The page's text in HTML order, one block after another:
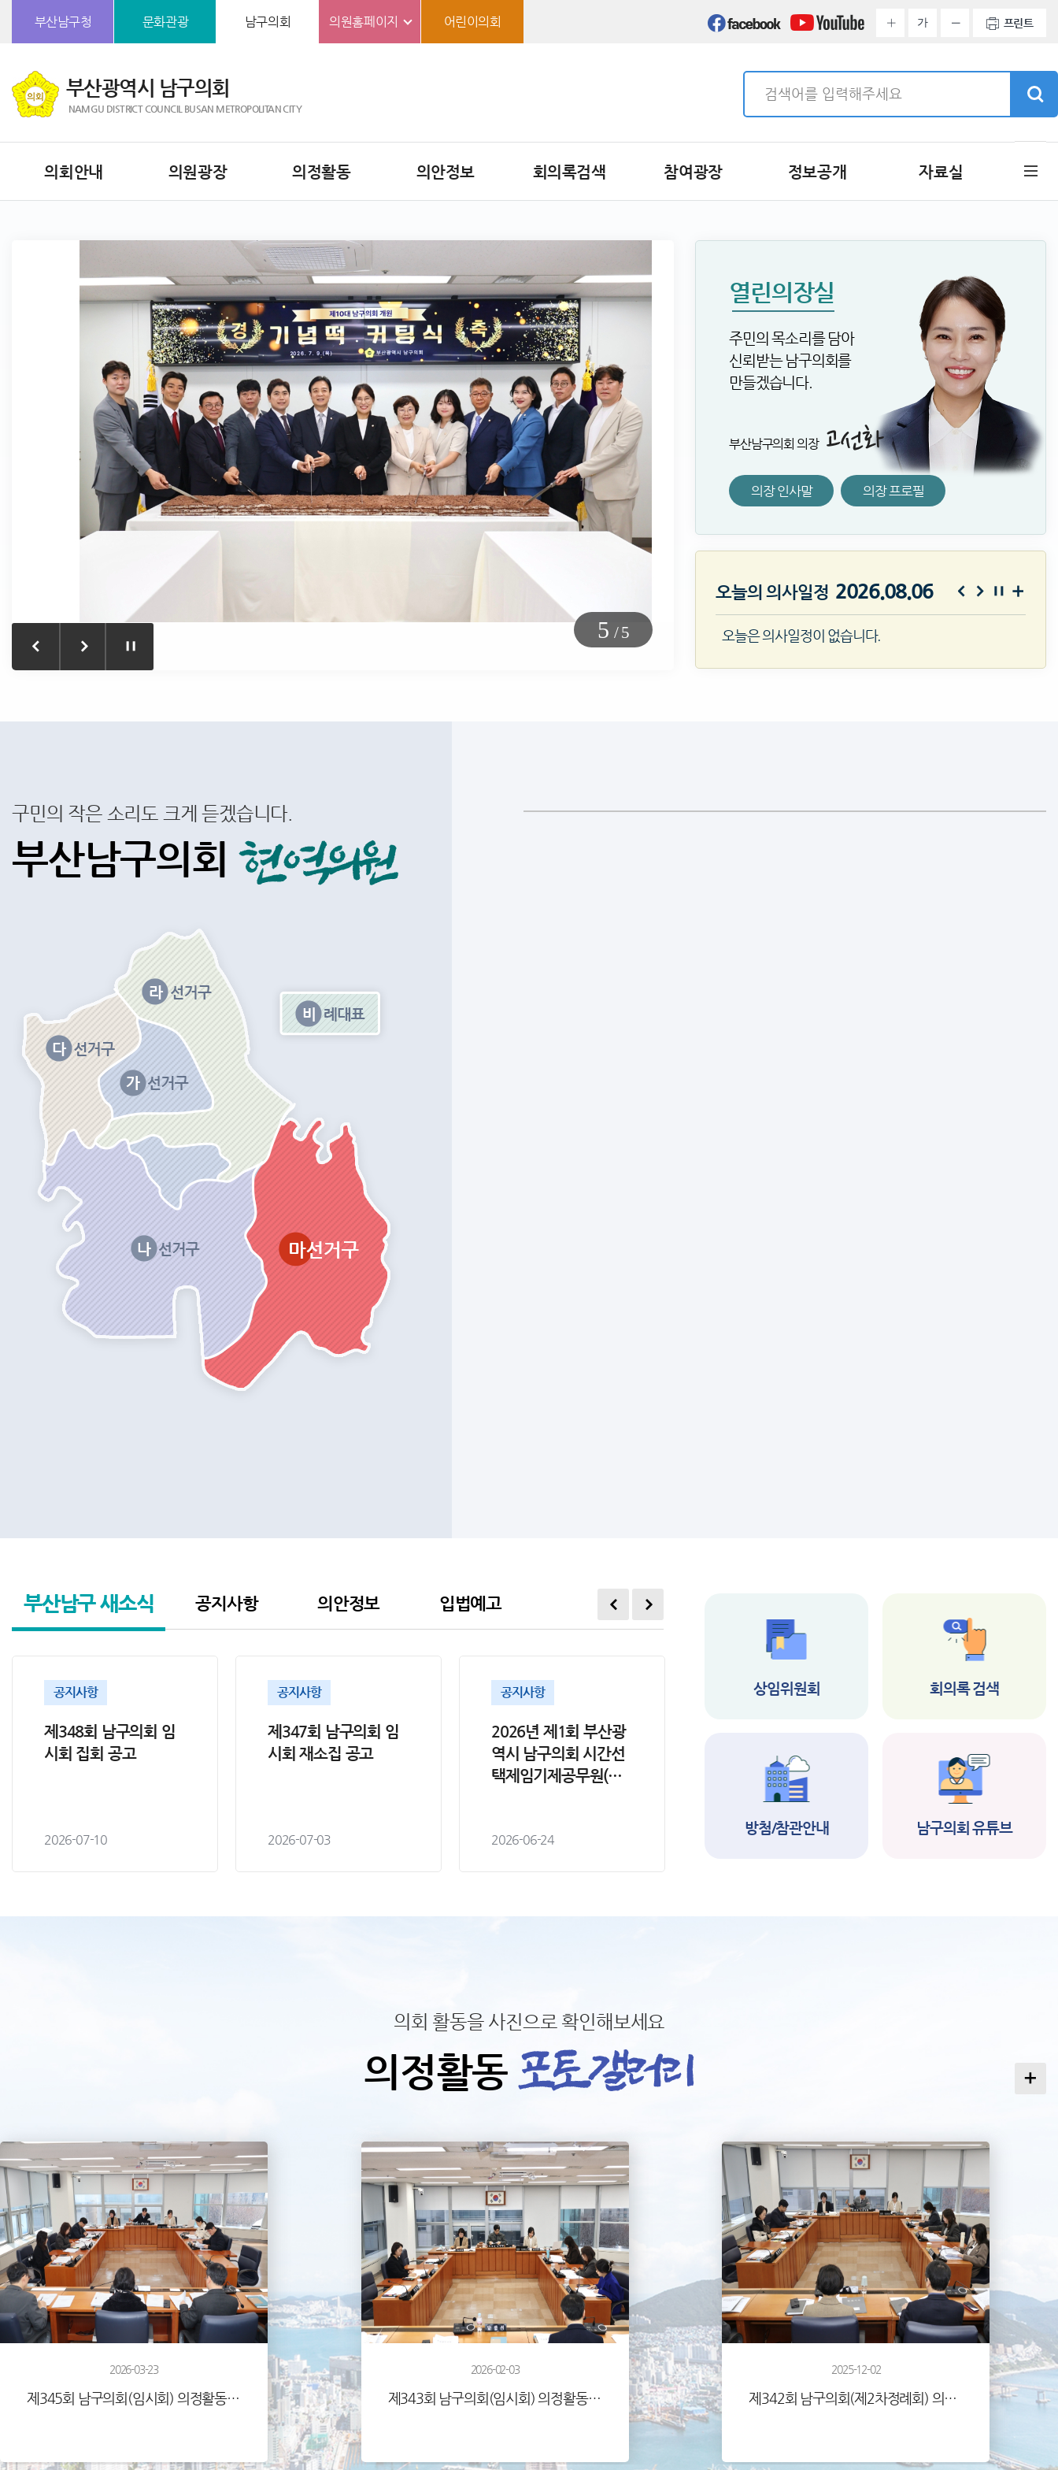
부산남구청
문화관광 남구의회 의원홈페이지 어린이의회 가 프린트
부산광역시 남구의회
NAMGU DISTRICT COUNCIL BUSAN METROPOLITAN CITY
의회안내 의원광장 의정활동 의안정보 회의록검색 참여광장 정보공개 자료실
5/5
열린의장실
주민의 목소리를 담아
신뢰받는 남구의회를
만들겠습니다.
부산남구의회 의장
의장 인사말 의장 프로필
오늘의 의사일정 2026.08.06
오늘은 의사일정이 없습니다.
구민의 작은 소리도 크게 듣겠습니다.
부산남구의회
부산남구새소식
공지사항
제348회 남구의회 임
시회 집회 공고
2026-07-10
공지사항
제347회 남구의회 임
시회 재소집 공고
2026-07-03
공지사항
2026년 제1회 부산광
역시 남구의회 시간선
택제임기제공무원(비
2026-06-24
공지사항
시회 집회 공고
2026-06-19
공지사항
역시 남구의회 시
택제임기제공무원
서) 임용시험 서류
합격자 및 면접시
2026-06-16
공지사항 의안정보 입법예고
상임위원회 회의록 검색
방첨/참관안내 남구의회 유튜브
의회 활동을 사진으로 확인해보세요
의정활동
2026-03-23
제345회 남구의회(임시회) 의정활동사진
2026-02-03
제343회 남구의회(임시회) 의정활동사진
2025-12-02
제342회 남구의회(제2차정례회) 의정활동사진